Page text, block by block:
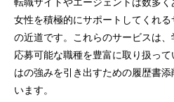
女性を積極的にサポートしてくれ
の近道です。これらのサービスは
応募可能な職種を豊富に取り扱っ
はの強みを引き出すための履歴書
います。